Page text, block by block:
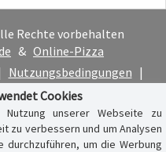
Rechte vorbehalten
& Online-Pizza
Nutzungsbedingungen |
Cookies
unserer Webseite zu
zu verbessern und um Analysen
um die Werbung